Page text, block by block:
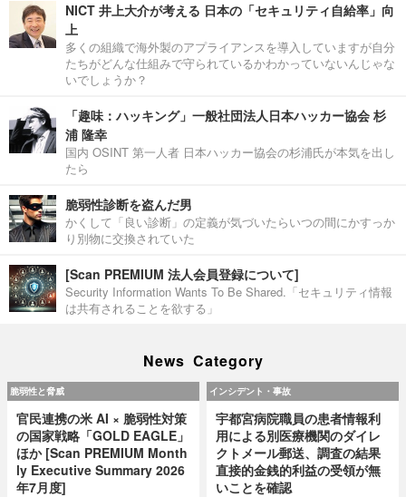
NICT 井上大介が考える 日本の「セキュリティ自給率」向
上
多くの組織で海外製のアプライアンスを導入していますが自分
たちがどんな仕組みで守られているかわかっていないんじゃな
いでしょうか？
「趣味：ハッキング」一般社団法人日本ハッカー協会 杉
浦 隆幸
国内 OSINT 第一人者 日本ハッカー協会の杉浦氏が本気を出し
たら
脆弱性診断を盗んだ男
かくして「良い診断」の定義が気づいたらいつの間にかすっか
り別物に交換されていた
[Scan PREMIUM 法人会員登録について]
Security Information Wants To Be Shared.「セキュリティ情報
は共有されることを欲する」
News Category
脆弱性と脅威
官民連携の米 AI × 脆弱性対策
の国家戦略「GOLD EAGLE」
ほか [Scan PREMIUM Month
ly Executive Summary 2026
年7月度]
インシデント・事故
宇都宮病院職員の患者情報利
用による別医療機関のダイレ
クトメール郵送、調査の結果
直接的金銭的利益の受領が無
いことを確認